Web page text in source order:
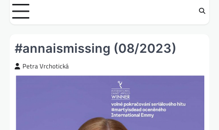
content
#annaismissing (08/2023)
Petra Vrchotická